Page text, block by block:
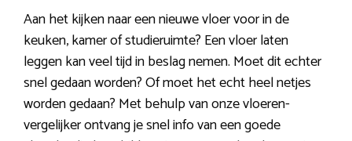
Aan het kijken naar een nieuwe vloer voor in de
keuken, kamer of studieruimte? Een vloer laten
leggen kan veel tijd in beslag nemen. Moet dit echter
snel gedaan worden? Of moet het echt heel netjes
worden gedaan? Met behulp van onze vloeren-
vergelijker ontvang je snel info van een goede